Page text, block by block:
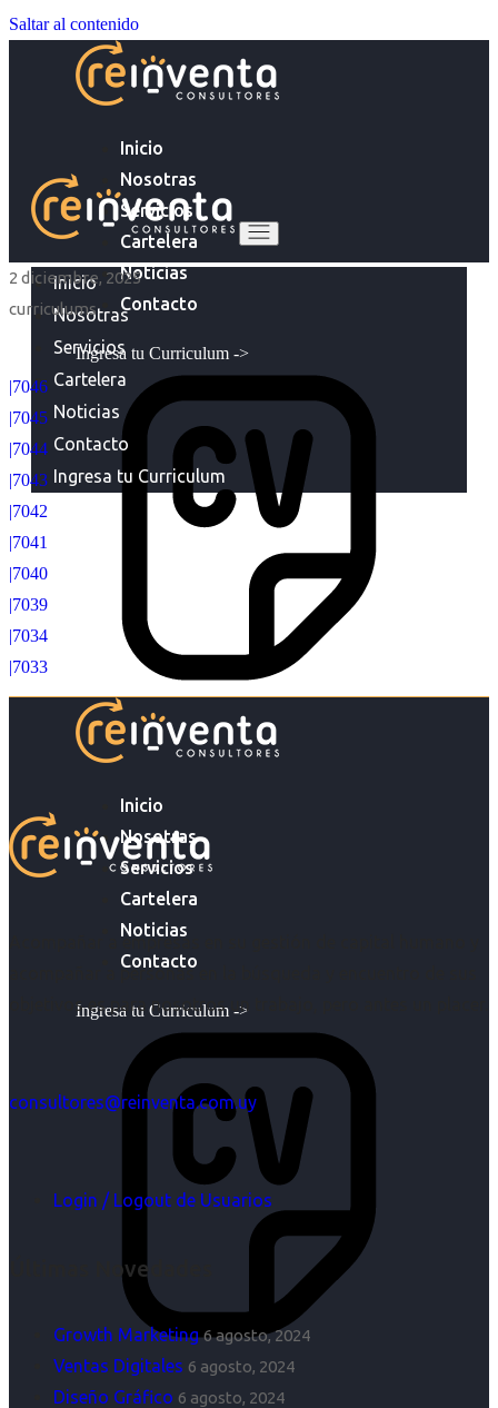
Saltar al contenido
Inicio
Nosotras
Servicios
Cartelera
Noticias
Contacto
Ingresa tu Curriculum ->
Inicio
Nosotras
Servicios
Cartelera
Noticias
Contacto
Ingresa tu Curriculum ->
Inicio
Nosotras
Servicios
Cartelera
Noticias
Contacto
Ingresa tu Curriculum
2 diciembre, 2025
curriculums
|7046
|7045
|7044
|7043
|7042
|7041
|7040
|7039
|7034
|7033
Acompañar a empresas en su gestión de capital humano y
acompañar a personas en la búsqueda y encuentro de sus
objetivos es para nosotros un trabajo, pero antes un placer.
consultores@reinventa.com.uy
Login / Logout de Usuarios
Últimas Novedades
Growth Marketing 6 agosto, 2024
Ventas Digitales 6 agosto, 2024
Diseño Gráfico 6 agosto, 2024